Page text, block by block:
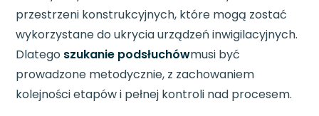
przestrzeni konstrukcyjnych, które mogą zostać
wykorzystane do ukrycia urządzeń inwigilacyjnych.
Dlatego szukanie podsłuchówmusi być
prowadzone metodycznie, z zachowaniem
kolejności etapów i pełnej kontroli nad procesem.